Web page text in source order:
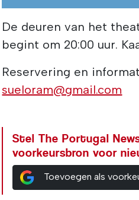
De deuren van het
begint om 20:00 uur.
Reservering en
sueloram@gmail.com
Stel The Portugal
voorkeursbron voor
Toevoegen als